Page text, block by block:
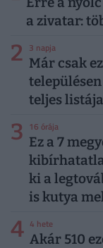
a zivatar:
2 3 napja
Már csak
teljes listája
3 16 órája
Ez a 7
ki a
is kutya
4 4 hete
Akár 510